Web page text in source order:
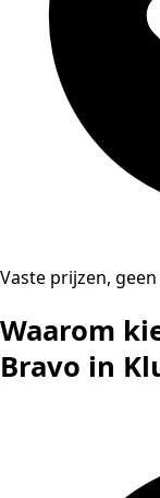
Vaste prijzen,
Waarom
Bravo in